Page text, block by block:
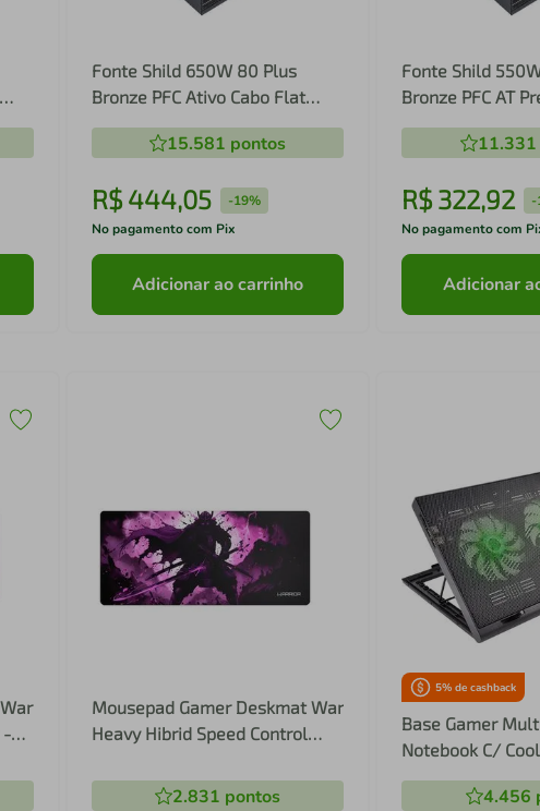
Fonte Shild 650W 80 Plus
Bronze PFC Ativo Cabo Flat
Preta Multi - GM101 GM101
15.581 pontos
R$ 444,05 -19%
No pagamento com Pix
Adicionar ao carrinho
Fonte Shild
Bronze PFC AT
GM100 GM100
11.331
R$322,92 -
No pagamento com
Adicionar
-
Mousepad Gamer Deskmat War
Heavy Hibrid Speed Control
2.831 pontos
5% de cashback
Base Gamer
Notebook C/
AC267
4.456